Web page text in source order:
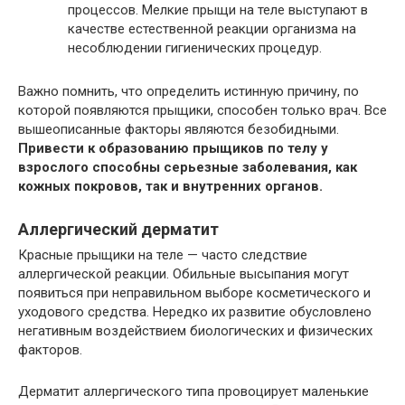
процессов. Мелкие прыщи на теле выступают в
качестве естественной реакции организма на
несоблюдении гигиенических процедур.
Важно помнить, что определить истинную причину, по
которой появляются прыщики, способен только врач. Все
вышеописанные факторы являются безобидными.
Привести к образованию прыщиков по телу у
взрослого способны серьезные заболевания, как
кожных покровов, так и внутренних органов.
Аллергический дерматит
Красные прыщики на теле — часто следствие
аллергической реакции. Обильные высыпания могут
появиться при неправильном выборе косметического и
уходового средства. Нередко их развитие обусловлено
негативным воздействием биологических и физических
факторов.
Дерматит аллергического типа провоцирует маленькие